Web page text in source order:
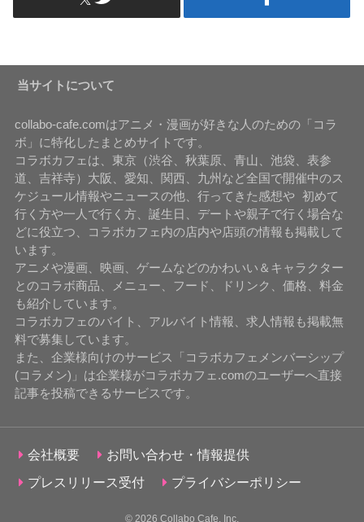
当サイトについて
collabo-cafe.comはアニメ・漫画が好きな人のための「コラ
ボ」に特化したまとめサイトです。
コラボカフェは、東京（渋谷、秋葉原、青山、池袋、表参
道、吉祥寺）大阪、愛知、関西、九州など全国で開催中のス
ケジュール情報やニュースの他、行ってきた感想や 初めて
行く方や一人で行く方、誕生日、デートや親子で行く場合な
どに役立つ、コラボカフェ内の店内や店頭の情報も掲載して
います。
アニメや漫画、映画、ゲームなどのかわいい＆キャラクター
とのコラボ商品、メニュー、フード、ドリンク、価格、料金
も紹介しています。
コラボカフェのバイト、アルバイト情報、求人情報も掲載無
料で募集しています。
また、企業様向けのサービス「コラボカフェメンバーシップ
(コラメン)」は企業様がコラボカフェ.comのユーザーへ直接
記事を投稿できるサービスです。
会社概要
お問い合わせ・情報提供
プレスリリース受付
プライバシーポリシー
© 2026 Collabo Cafe, Inc.